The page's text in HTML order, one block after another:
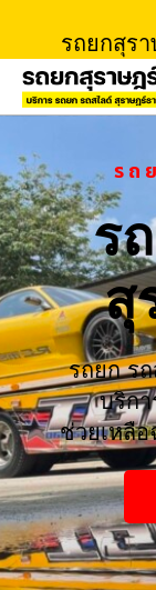
รถยกสุร
รถ
ร
สุ
รถยก ร
บริกา
ช่วยเหลื